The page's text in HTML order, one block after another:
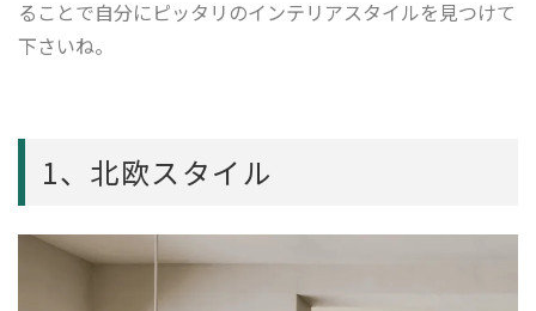
ることで自分にピッタリのインテリアスタイルを見つけて
下さいね。
1、北欧スタイル